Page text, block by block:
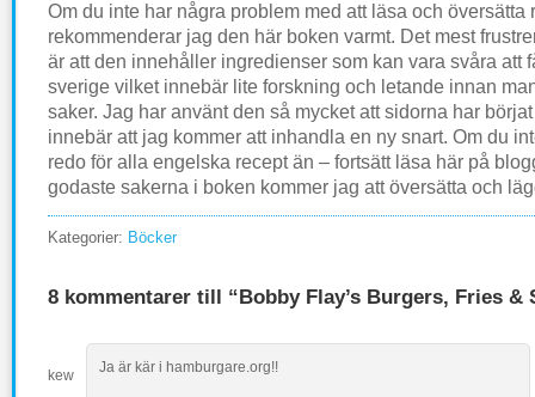
Om du inte har några problem med att läsa och översätta
rekommenderar jag den här boken varmt. Det mest
är att den innehåller ingredienser som kan vara svåra att
sverige vilket innebär lite forskning och letande innan
saker. Jag har använt den så mycket att sidorna har
innebär att jag kommer att inhandla en ny snart. Om du
redo för alla engelska recept än – fortsätt läsa här på
godaste sakerna i boken kommer jag att översätta och
Kategorier: Böcker
8 kommentarer till “Bobby Flay’s Burgers, Fries &
kew Ja är kär i hamburgare.org!!